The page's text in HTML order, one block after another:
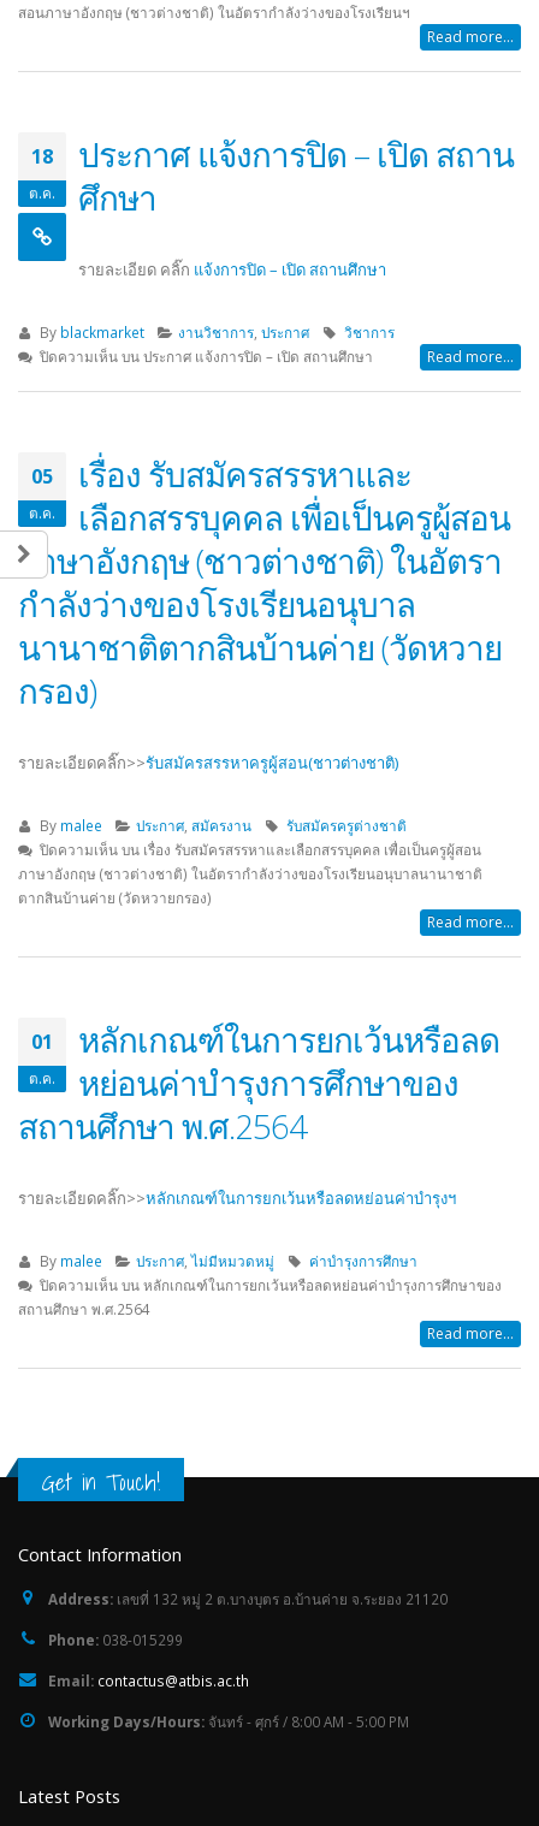
สอนภาษาอังกฤษ (ชาวต่างชาติ) ในอัตรากำลังว่างของโรงเรียนฯ
Read more...
18
ต.ค.
ประกาศ แจ้งการปิด – เปิด สถาน
ศึกษา
รายละเอียด คลิ๊ก แจ้งการปิด – เปิด สถานศึกษา
By blackmarket งานวิชาการ ,ประกาศ
วิชาการ
ปิดความเห็นบน ประกาศ แจ้งการปิด – เปิด สถานศึกษา Read more...
05
ต.ค.
เรื่อง รับสมัครสรรหาและ
เลือกสรรบุคคล เพื่อเป็นครูผู้สอน
ภาษาอังกฤษ (ชาวต่างชาติ) ในอัตรา
กำลังว่างของโรงเรียนอนุบาล
นานาชาติตากสินบ้านค่าย (วัดหวาย
กรอง)
รายละเอียดคลิ๊ก>>รับสมัครสรรหาครูผู้สอน(ชาวต่างชาติ)
By malee ประกาศ ,สมัครงาน
รับสมัครครูต่างชาติ
ปิดความเห็นบน เรื่อง รับสมัครสรรหาและเลือกสรรบุคคล เพื่อเป็นครูผู้สอน
ภาษาอังกฤษ (ชาวต่างชาติ) ในอัตรากำลังว่างของโรงเรียนอนุบาลนานาชาติ
ตากสินบ้านค่าย (วัดหวายกรอง)
Read more...
01
ต.ค.
หลักเกณฑ์ในการยกเว้นหรือลด
หย่อนค่าบำรุงการศึกษาของ
สถานศึกษา พ.ศ.2564
รายละเอียดคลิ๊ก>>หลักเกณฑ์ในการยกเว้นหรือลดหย่อนค่าบำรุงฯ
By malee ประกาศ ,ไม่มีหมวดหมู่
ค่าบำรุงการศึกษา
ปิดความเห็นบน หลักเกณฑ์ในการยกเว้นหรือลดหย่อนค่าบำรุงการศึกษาของ
สถานศึกษา พ.ศ.2564
Read more...
Get in Touch!
Contact Information
Address: เลขที่ 132 หมู่ 2 ต.บางบุตร อ.บ้านค่าย จ.ระยอง 21120
Phone: 038-015299
Email: contactus@atbis.ac.th
Working Days/Hours: จันทร์ - ศุกร์ / 8:00 AM - 5:00 PM
Latest Posts